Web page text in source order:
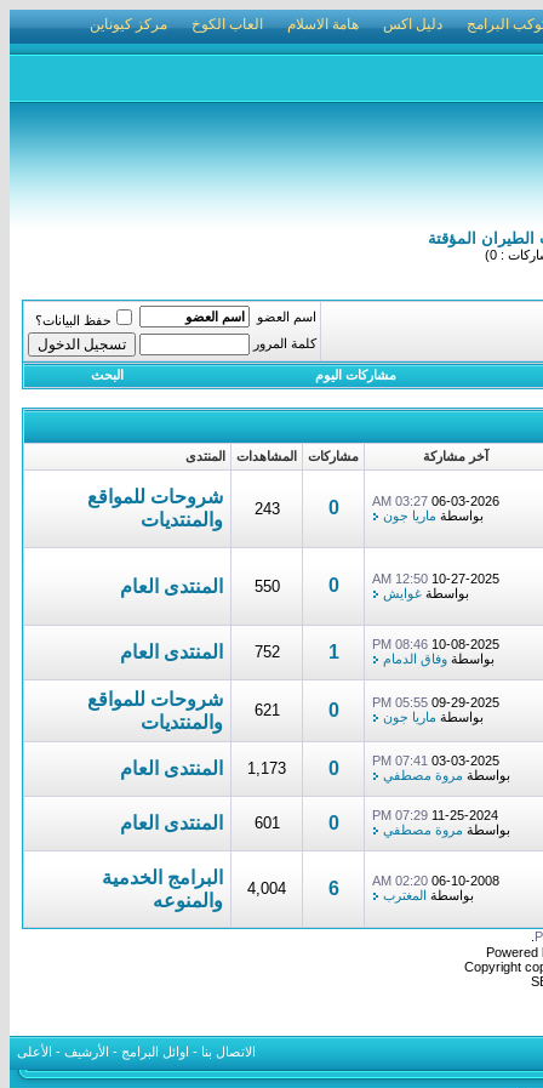
البرامج دليل اكس هامة الاسلام العاب الكوخ مركز كيوناين
المؤقتة
: 0)
اسم العضو
حفظ البيانات؟
كلمة المرور
مشاركات اليوم البحث
آخر مشاركة مشاركات المشاهدات المنتدى
06-03-2026
03:27 AM
بواسطة ماريا جون 0
243
شروحات للمواقع
والمنتديات
10-27-2025
12:50 AM
بواسطة غوايش 0
550 المنتدى العام
10-08-2025
08:46 PM
بواسطة وفاق الدمام 1
752 المنتدى العام
09-29-2025
05:55 PM
بواسطة ماريا جون 0
621
شروحات للمواقع
والمنتديات
03-03-2025
07:41 PM
بواسطة مروة مصطفي 0
1,173 المنتدى العام
11-25-2024
07:29 PM
بواسطة مروة مصطفي 0
601 المنتدى العام
06-10-2008
02:20 AM
بواسطة المغترب 6
4,004
البرامج الخدمية
والمنوعه
Powered
Copyright
الاتصال بنا - اوائل البرامج - الأرشيف - الأعلى